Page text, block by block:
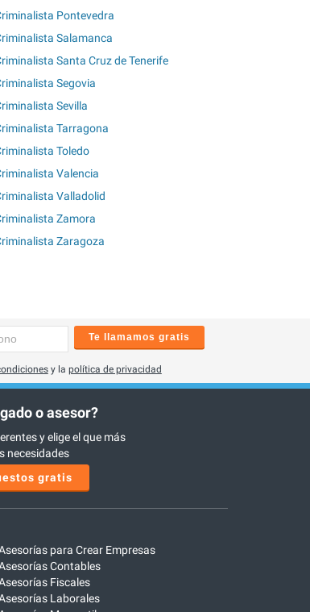
Pontevedra
Salamanca
Santa Cruz de Tenerife
Segovia
Sevilla
Tarragona
Toledo
Valencia
Valladolid
Zamora
Zaragoza
Te llamamos gratis
y la política de privacidad
o asesor?
y elige el que más
necesidades
gratis
para Crear Empresas
Contables
Fiscales
Laborales